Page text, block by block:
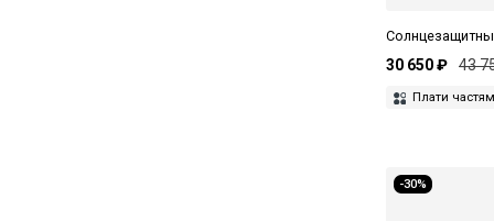
30 650 ₽ 43
Плати
-30%